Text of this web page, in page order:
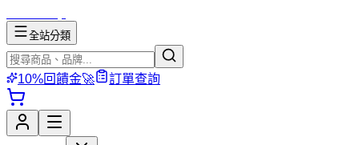
全站分類
10%回饋金🚀 訂單查詢